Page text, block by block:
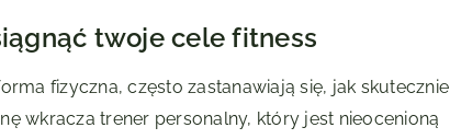
twoje cele fitness
fizyczna, często zastanawiają się, jak skutecznie
wkracza trener personalny, który jest nieocenioną